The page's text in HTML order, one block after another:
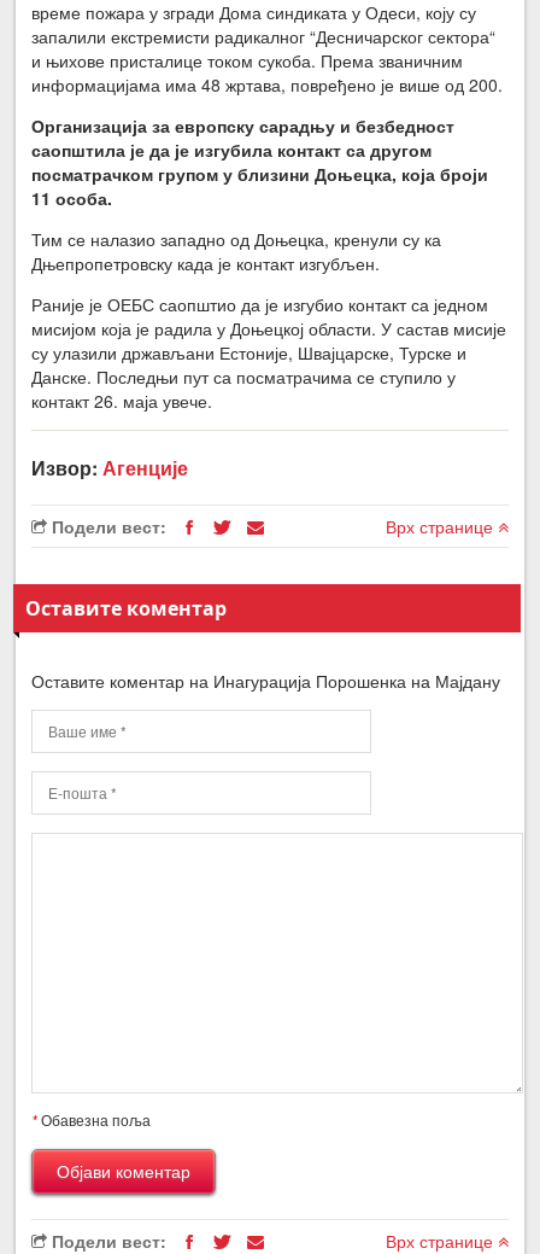
време пожара у згради Дома синдиката у Одеси, коју су
запалили екстремисти радикалног “Десничарског сектора“
и њихове присталице током сукоба. Према званичним
информацијама има 48 жртава, повређено је више од 200.
Организација за европску сарадњу и безбедност
саопштила је да је изгубила контакт са другом
посматрачком групом у близини Доњецка, која броји
11 особа.
Тим се налазио западно од Доњецка, кренули су ка
Дњепропетровску када је контакт изгубљен.
Раније је ОЕБС саопштио да је изгубио контакт са једном
мисијом која је радила у Доњецкој области. У састав мисије
су улазили држављани Естоније, Швајцарске, Турске и
Данске. Последњи пут са посматрачима се ступило у
контакт 26. маја увече.
Извор: Агенције
Подели вест: Врх странице
Оставите коментар
Оставите коментар на Инагурација Порошенка на Мајдану
*Обавезна поља
Подели вест: Врх странице